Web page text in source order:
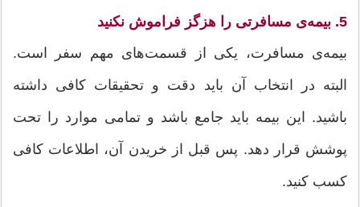
5. بیمه‌ی مسافرتی را هزگز فراموش نکنید
بیمه‌ی مسافرت، یکی از قسمت‌های مهم سفر است.
البته در انتخاب آن باید دقت و تحقیقات کافی داشته
باشید. این بیمه باید جامع باشد و تمامی موارد را تحت
پوشش قرار دهد. پس قبل از خریدن آن، اطلاعات کافی
کسب کنید.